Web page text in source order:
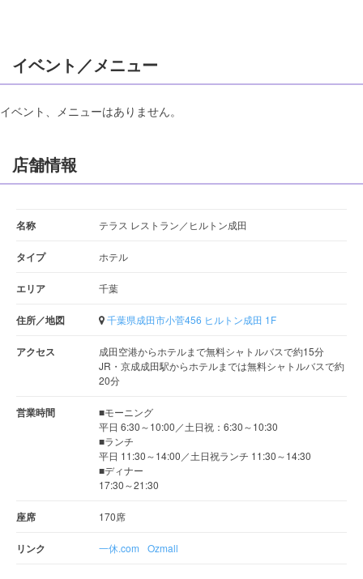
イベント／メニュー
イベント、メニューはありません。
店舗情報
名称 テラス レストラン／ヒルトン成田
タイプ ホテル
エリア 千葉
住所／地図 千葉県成田市小菅456 ヒルトン成田 1F
アクセス
成田空港からホテルまで無料シャトルバスで約15分
JR・京成成田駅からホテルまでは無料シャトルバスで約
20分
営業時間
■モーニング
平日 6:30～10:00／土日祝：6:30～10:30
■ランチ
平日 11:30～14:00／土日祝ランチ 11:30～14:30
■ディナー
17:30～21:30
座席 170席
リンク 一休.com Ozmall